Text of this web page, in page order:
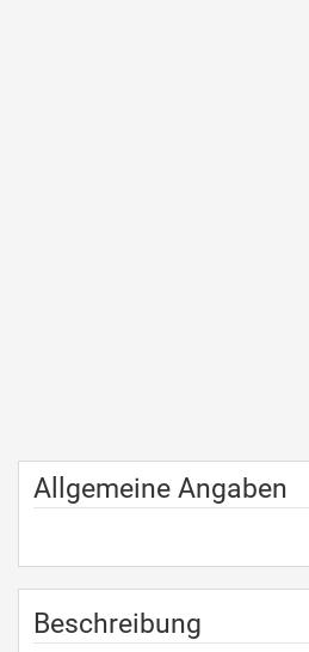
Allgemeine Angaben
Beschreibung